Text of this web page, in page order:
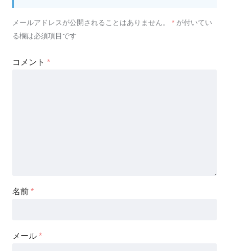
メールアドレスが公開されることはありません。 * が付いてい
る欄は必須項目です
コメント *
名前 *
メール *